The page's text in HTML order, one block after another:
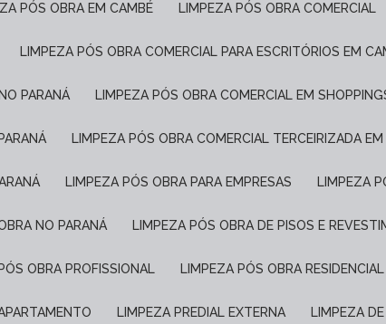
PÓS OBRA EM CAMBÉ LIMPEZA PÓS OBRA COMERCIAL
LIMPEZA PÓS OBRA COMERCIAL PARA ESCRITÓRIOS EM
PARANÁ LIMPEZA PÓS OBRA COMERCIAL EM
LIMPEZA PÓS OBRA COMERCIAL TERCEIRIZADA
LIMPEZA PÓS OBRA PARA EMPRESAS LIMPEZA
NO PARANÁ LIMPEZA PÓS OBRA DE PISOS E
PÓS OBRA PROFISSIONAL LIMPEZA PÓS OBRA RESIDENCIAL
LIMPEZA PREDIAL EXTERNA LIMPEZA